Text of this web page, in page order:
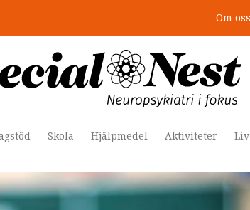
Om oss
Skola Hjälpmedel Aktiviteter
bort”